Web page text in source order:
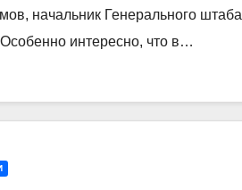
начальник Генерального штаба
интересно, что в…